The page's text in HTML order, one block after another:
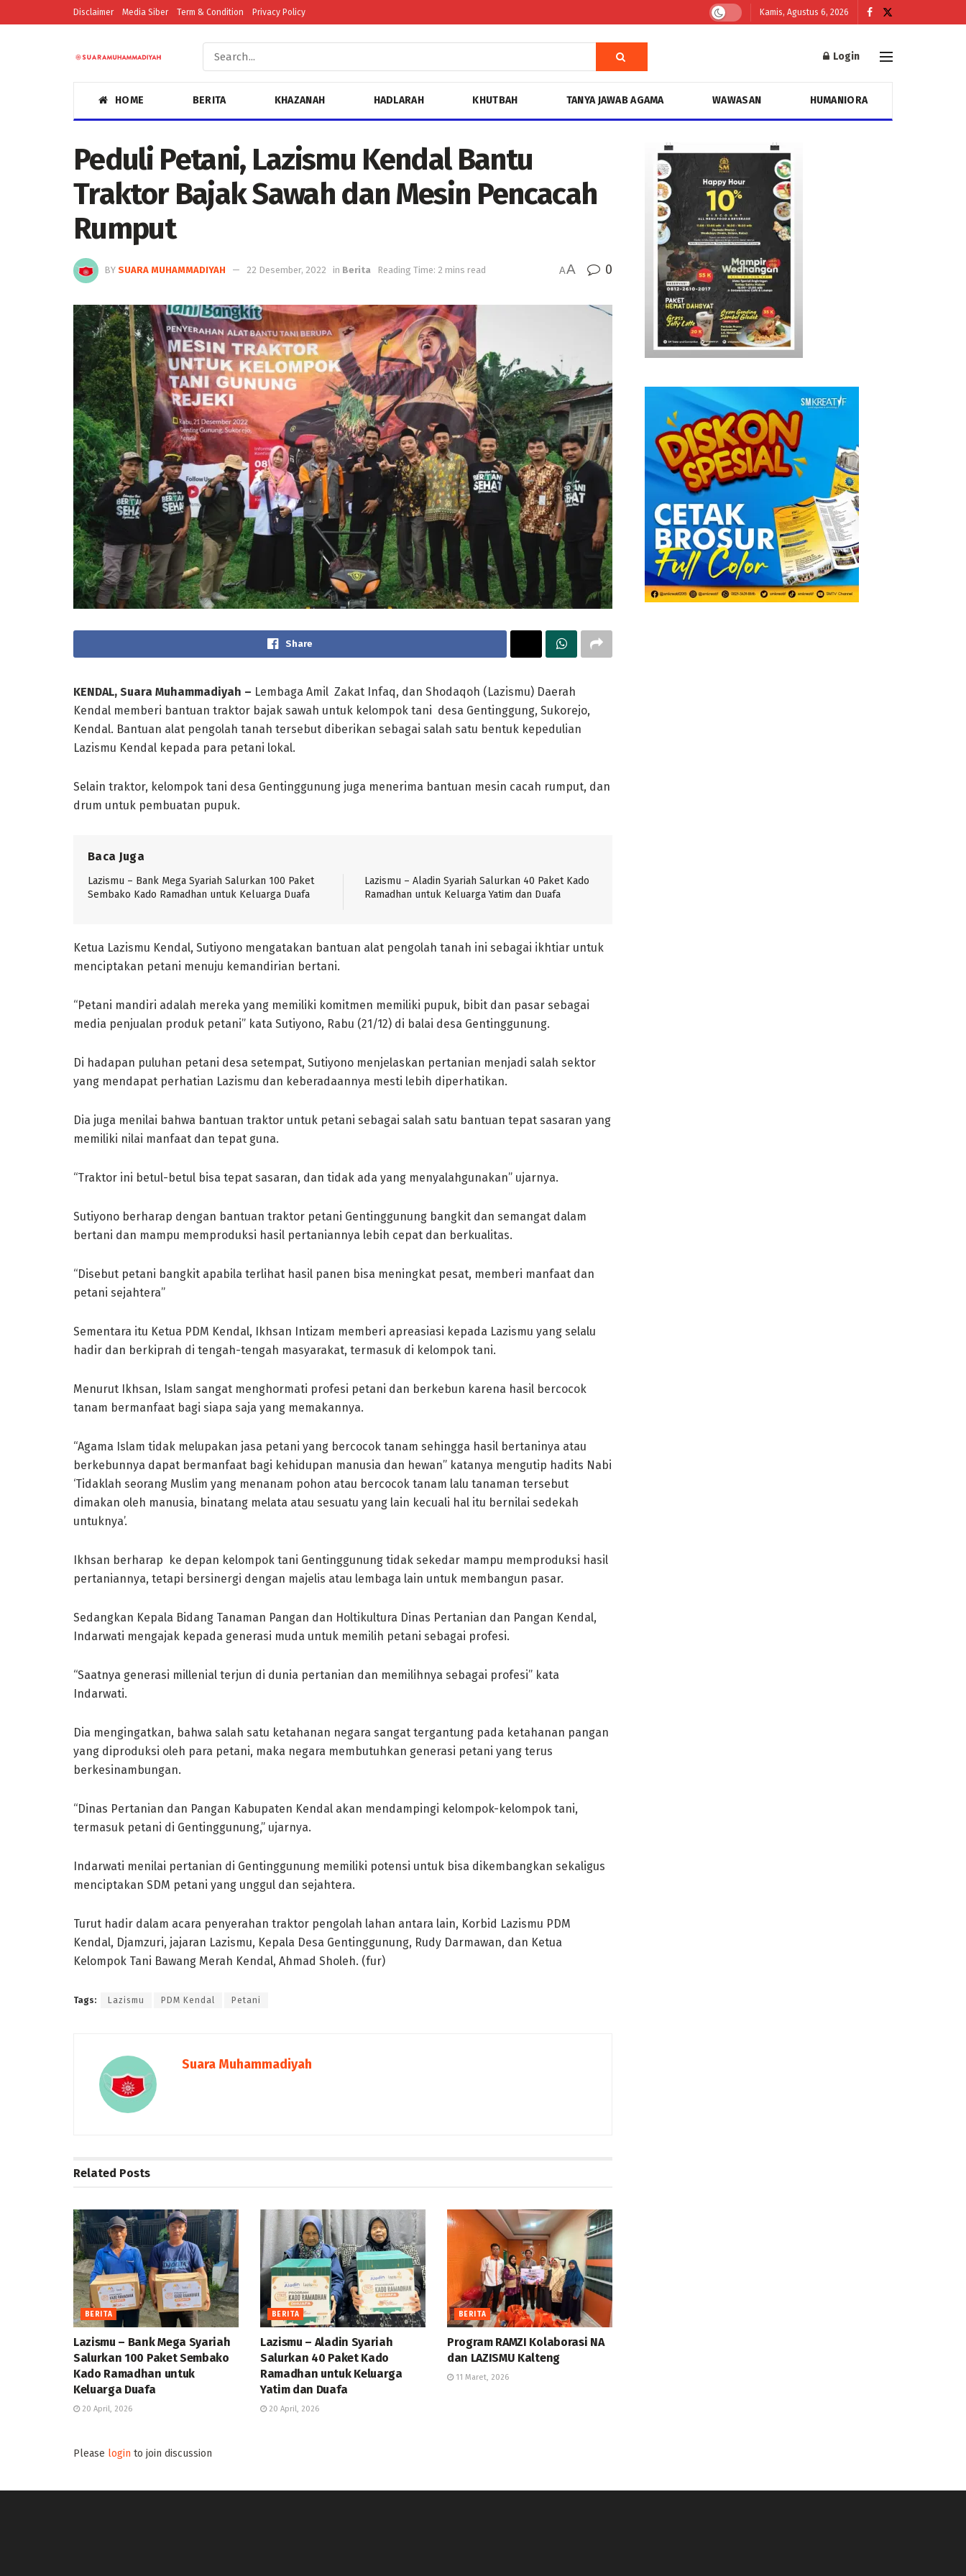
Disclaimer Media Siber Term & Condition Privacy Policy Kamis, Agustus 6, 2026
Login
HOME BERITA KHAZANAH HADLARAH KHUTBAH TANYA JAWAB AGAMA WAWASAN HUMANIORA
Peduli Petani, Lazismu Kendal Bantu
Traktor Bajak Sawah dan Mesin Pencacah
Rumput
BY SUARA MUHAMMADIYAH 22 Desember, 2022 in Berita Reading Time: 2 mins read AA 0
Share
KENDAL, Suara Muhammadiyah – Lembaga Amil Zakat Infaq, dan Shodaqoh (Lazismu) Daerah
Kendal memberi bantuan traktor bajak sawah untuk kelompok tani desa Gentinggung, Sukorejo,
Kendal. Bantuan alat pengolah tanah tersebut diberikan sebagai salah satu bentuk kepedulian
Lazismu Kendal kepada para petani lokal.
Selain traktor, kelompok tani desa Gentinggunung juga menerima bantuan mesin cacah rumput, dan
drum untuk pembuatan pupuk.
Baca Juga
Lazismu – Bank Mega Syariah Salurkan 100 Paket
Sembako Kado Ramadhan untuk Keluarga Duafa
Lazismu – Aladin Syariah Salurkan 40 Paket Kado
Ramadhan untuk Keluarga Yatim dan Duafa
Ketua Lazismu Kendal, Sutiyono mengatakan bantuan alat pengolah tanah ini sebagai ikhtiar untuk
menciptakan petani menuju kemandirian bertani.
“Petani mandiri adalah mereka yang memiliki komitmen memiliki pupuk, bibit dan pasar sebagai
media penjualan produk petani” kata Sutiyono, Rabu (21/12) di balai desa Gentinggunung.
Di hadapan puluhan petani desa setempat, Sutiyono menjelaskan pertanian menjadi salah sektor
yang mendapat perhatian Lazismu dan keberadaannya mesti lebih diperhatikan.
Dia juga menilai bahwa bantuan traktor untuk petani sebagai salah satu bantuan tepat sasaran yang
memiliki nilai manfaat dan tepat guna.
“Traktor ini betul-betul bisa tepat sasaran, dan tidak ada yang menyalahgunakan” ujarnya.
Sutiyono berharap dengan bantuan traktor petani Gentinggunung bangkit dan semangat dalam
bertani dan mampu memproduksi hasil pertaniannya lebih cepat dan berkualitas.
“Disebut petani bangkit apabila terlihat hasil panen bisa meningkat pesat, memberi manfaat dan
petani sejahtera”
Sementara itu Ketua PDM Kendal, Ikhsan Intizam memberi apreasiasi kepada Lazismu yang selalu
hadir dan berkiprah di tengah-tengah masyarakat, termasuk di kelompok tani.
Menurut Ikhsan, Islam sangat menghormati profesi petani dan berkebun karena hasil bercocok
tanam bermanfaat bagi siapa saja yang memakannya.
“Agama Islam tidak melupakan jasa petani yang bercocok tanam sehingga hasil bertaninya atau
berkebunnya dapat bermanfaat bagi kehidupan manusia dan hewan” katanya mengutip hadits Nabi
‘Tidaklah seorang Muslim yang menanam pohon atau bercocok tanam lalu tanaman tersebut
dimakan oleh manusia, binatang melata atau sesuatu yang lain kecuali hal itu bernilai sedekah
untuknya’.
Ikhsan berharap ke depan kelompok tani Gentinggunung tidak sekedar mampu memproduksi hasil
pertaniannya, tetapi bersinergi dengan majelis atau lembaga lain untuk membangun pasar.
Sedangkan Kepala Bidang Tanaman Pangan dan Holtikultura Dinas Pertanian dan Pangan Kendal,
Indarwati mengajak kepada generasi muda untuk memilih petani sebagai profesi.
“Saatnya generasi millenial terjun di dunia pertanian dan memilihnya sebagai profesi” kata
Indarwati.
Dia mengingatkan, bahwa salah satu ketahanan negara sangat tergantung pada ketahanan pangan
yang diproduksi oleh para petani, maka negara membutuhkan generasi petani yang terus
berkesinambungan.
“Dinas Pertanian dan Pangan Kabupaten Kendal akan mendampingi kelompok-kelompok tani,
termasuk petani di Gentinggunung,” ujarnya.
Indarwati menilai pertanian di Gentinggunung memiliki potensi untuk bisa dikembangkan sekaligus
menciptakan SDM petani yang unggul dan sejahtera.
Turut hadir dalam acara penyerahan traktor pengolah lahan antara lain, Korbid Lazismu PDM
Kendal, Djamzuri, jajaran Lazismu, Kepala Desa Gentinggunung, Rudy Darmawan, dan Ketua
Kelompok Tani Bawang Merah Kendal, Ahmad Sholeh. (fur)
Tags: Lazismu PDM Kendal Petani
Suara Muhammadiyah
Related Posts
BERITA
Lazismu – Bank Mega Syariah
Salurkan 100 Paket Sembako
Kado Ramadhan untuk
Keluarga Duafa
20 April, 2026
BERITA
Lazismu – Aladin Syariah
Salurkan 40 Paket Kado
Ramadhan untuk Keluarga
Yatim dan Duafa
20 April, 2026
BERITA
Program RAMZI Kolaborasi NA
dan LAZISMU Kalteng
11 Maret, 2026
Please login to join discussion